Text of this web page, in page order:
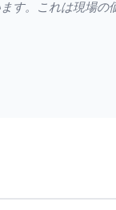
す。これは現場の